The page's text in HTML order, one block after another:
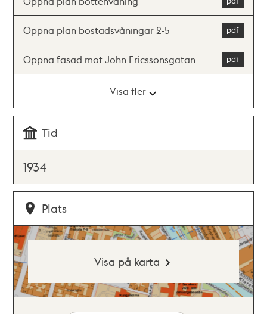
Öppna plan bostadsvåningar 2-5
Öppna fasad mot John Ericssonsgatan
Visa fler
Tid
1934
Plats
Visa på karta